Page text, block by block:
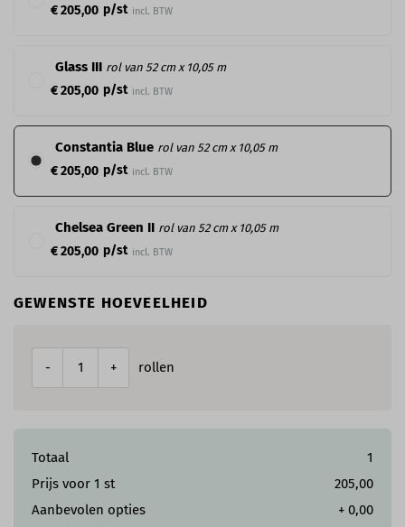
€ 205,00 p/st incl. BTW
Glass III rol van 52 cm x 10,05 m
€ 205,00 p/st incl. BTW
Constantia Blue rol van 52 cm x 10,05 m
€ 205,00 p/st incl. BTW
Chelsea Green II rol van 52 cm x 10,05 m
€ 205,00 p/st incl. BTW
GEWENSTE HOEVEELHEID
- + rollen
Totaal
1
Prijs voor 1 st
205,00
Aanbevolen opties
+ 0,00